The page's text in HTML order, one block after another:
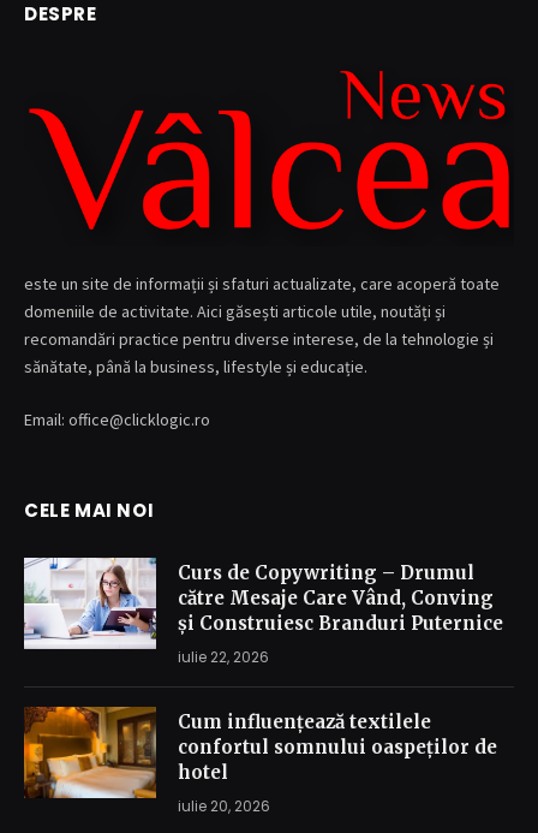
DESPRE
este un site de informații și sfaturi actualizate, care acoperă toate
domeniile de activitate. Aici găsești articole utile, noutăți și
recomandări practice pentru diverse interese, de la tehnologie și
sănătate, până la business, lifestyle și educație.
Email: office@clicklogic.ro
CELE MAI NOI
Curs de Copywriting – Drumul
către Mesaje Care Vând, Conving
și Construiesc Branduri Puternice
iulie 22, 2026
Cum influențează textilele
confortul somnului oaspeților de
hotel
iulie 20, 2026